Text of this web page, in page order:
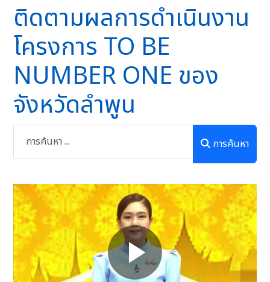
ติดตามผลการดำเนินงาน
โครงการ TO BE
NUMBER ONE ของ
จังหวัดลำพูน
การค้นหา